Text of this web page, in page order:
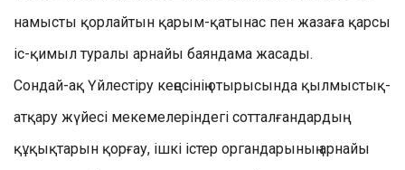
намысты қорлайтын қарым-қатынас пен жазаға қарсы
іс-қимыл туралы арнайы баяндама жасады.
Сондай-ақ Үйлестіру кеңесінің отырысында қылмыстық-
атқару жүйесі мекемелеріндегі сотталғандардың
құқықтарын қорғау, ішкі істер органдарының арнайы